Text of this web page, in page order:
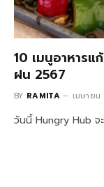
10 เมนูอาหาร
ฝน 2567
BY RAMITA เมษาย
วันนี้ Hungry Hub จ